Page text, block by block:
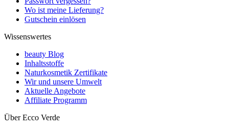
Wo ist meine Lieferung?
Gutschein einlösen
Wissenswertes
beauty Blog
Inhaltsstoffe
Naturkosmetik Zertifikate
Wir und unsere Umwelt
Aktuelle Angebote
Affiliate Programm
Über Ecco Verde